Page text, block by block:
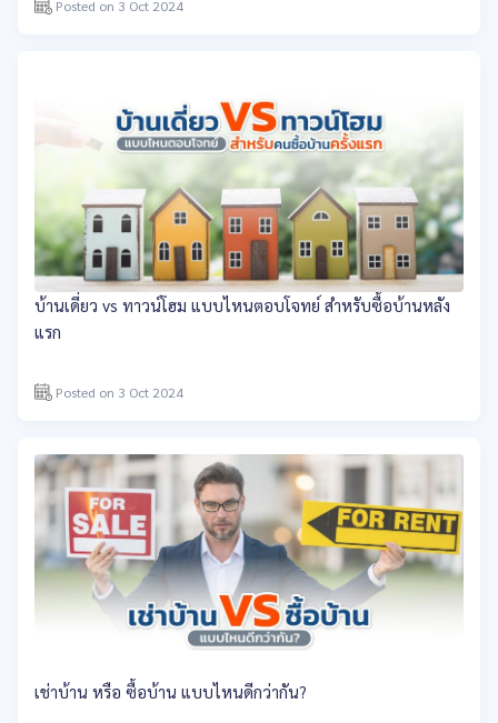
Posted on 3 Oct 2024
บ้านเดี่ยว vs ทาวน์โฮม แบบไหนตอบโจทย์ สำหรับซื้อบ้านหลัง
แรก
Posted on 3 Oct 2024
เช่าบ้าน หรือ ซื้อบ้าน แบบไหนดีกว่ากัน?